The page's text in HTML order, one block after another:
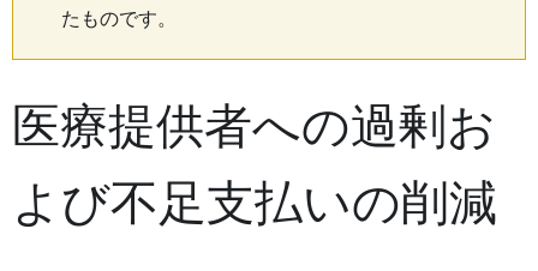
たものです。
医療提供者への過剰お
よび不足支払いの削減